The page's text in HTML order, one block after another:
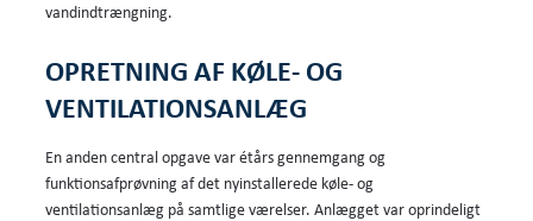
vandindtrængning.
OPRETNING AF KØLE- OG
VENTILATIONSANLÆG
En anden central opgave var étårs gennemgang og
funktionsafprøvning af det nyinstallerede køle- og
ventilationsanlæg på samtlige værelser. Anlægget var oprindeligt